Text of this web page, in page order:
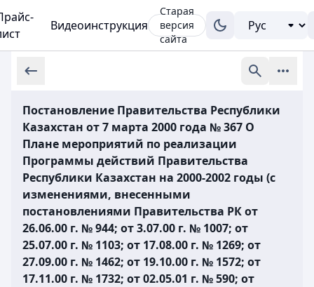
Видеоинструкция
Старая
версия
сайта
Постановление Правительства Республики
Казахстан от 7 марта 2000 года № 367 О
Плане мероприятий по реализации
Программы действий Правительства
Республики Казахстан на 2000-2002 годы (с
изменениями, внесенными
постановлениями Правительства РК от
26.06.00 г. № 944; от 3.07.00 г. № 1007; от
25.07.00 г. № 1103; от 17.08.00 г. № 1269; от
27.09.00 г. № 1462; от 19.10.00 г. № 1572; от
17.11.00 г. № 1732; от 02.05.01 г. № 590; от